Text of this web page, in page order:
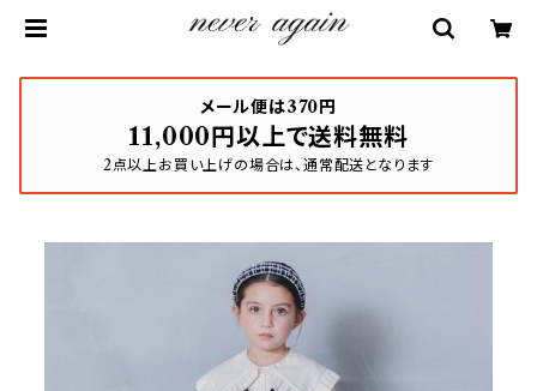
メール便は370円
11,000円以上で送料無料
2点以上お買い上げの場合は、通常配送となります